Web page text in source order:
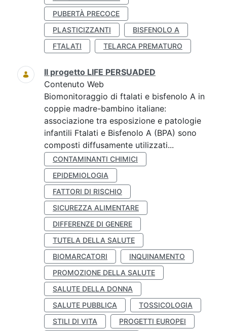
PUBERTÀ PRECOCE
PLASTICIZZANTI
BISFENOLO A
FTALATI
TELARCA PREMATURO
Il progetto LIFE PERSUADED
Contenuto Web
Biomonitoraggio di ftalati e bisfenolo A in
coppie madre-bambino italiane:
associazione tra esposizione e patologie
infantili Ftalati e Bisfenolo A (BPA) sono
composti diffusamente utilizzati...
CONTAMINANTI CHIMICI
EPIDEMIOLOGIA
FATTORI DI RISCHIO
SICUREZZA ALIMENTARE
DIFFERENZE DI GENERE
TUTELA DELLA SALUTE
BIOMARCATORI
INQUINAMENTO
PROMOZIONE DELLA SALUTE
SALUTE DELLA DONNA
SALUTE PUBBLICA
TOSSICOLOGIA
STILI DI VITA
PROGETTI EUROPEI